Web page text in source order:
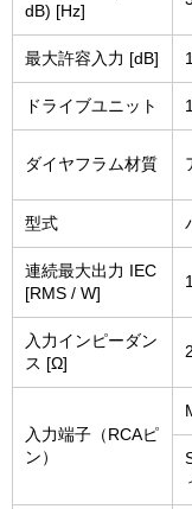
dB) [Hz]
最大許容入力 [dB]
ドライブユニット
ダイヤフラム材質
型式
連続最大出力 IEC
[RMS / W]
入力インピーダン
ス [Ω]
入力端子（RCAピ
ン）